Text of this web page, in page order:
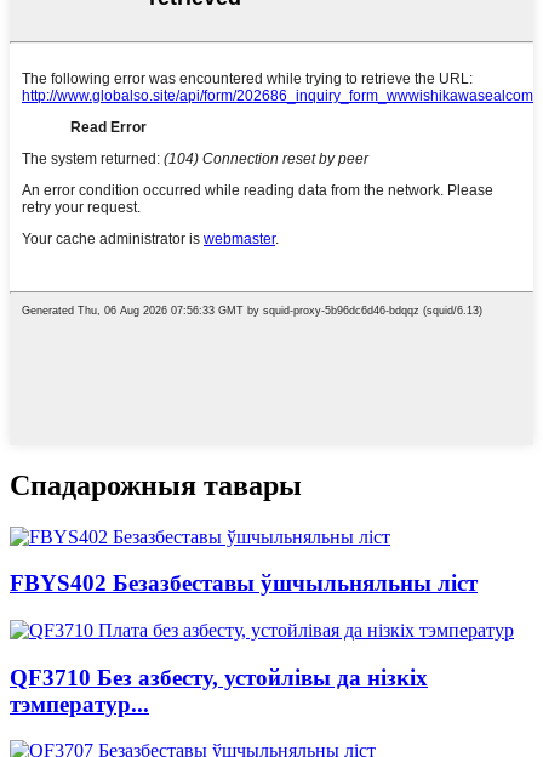
Спадарожныя тавары
FBYS402 Безазбеставы ўшчыльняльны ліст
QF3710 Без азбесту, устойлівы да нізкіх
тэмператур...